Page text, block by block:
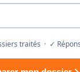
traités · ✓